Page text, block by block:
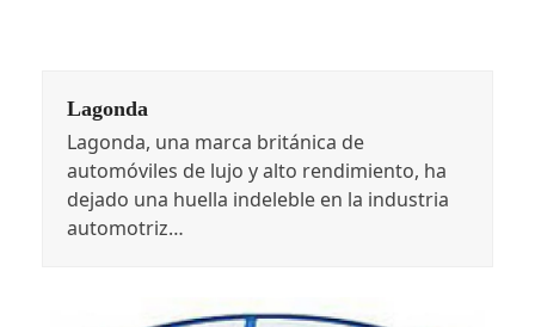
Lagonda
Lagonda, una marca británica de
automóviles de lujo y alto rendimiento, ha
dejado una huella indeleble en la industria
automotriz…